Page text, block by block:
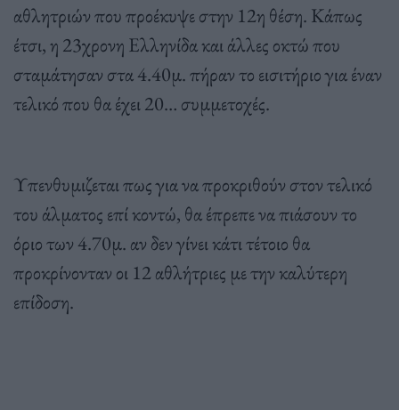
αθλητριών που προέκυψε στην 12η θέση. Κάπως
έτσι, η 23χρονη Ελληνίδα και άλλες οκτώ που
σταμάτησαν στα 4.40μ. πήραν το εισιτήριο για έναν
τελικό που θα έχει 20… συμμετοχές.
Υπενθυμιζεται πως για να προκριθούν στον τελικό
του άλματος επί κοντώ, θα έπρεπε να πιάσουν το
όριο των 4.70μ. αν δεν γίνει κάτι τέτοιο θα
προκρίνονταν οι 12 αθλήτριες με την καλύτερη
επίδοση.